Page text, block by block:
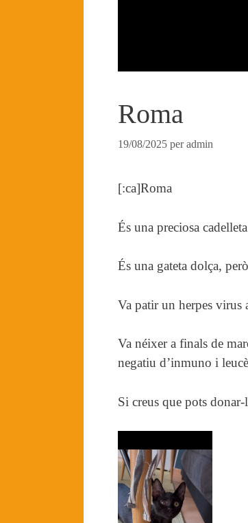
Roma
19/08/2025 peradmin
[:ca]Roma
És una preciosa
És una gateta dolça,
Va patir un herpes virus
Va néixer a finals de
negatiu d’inmuno i
Si creus que pots